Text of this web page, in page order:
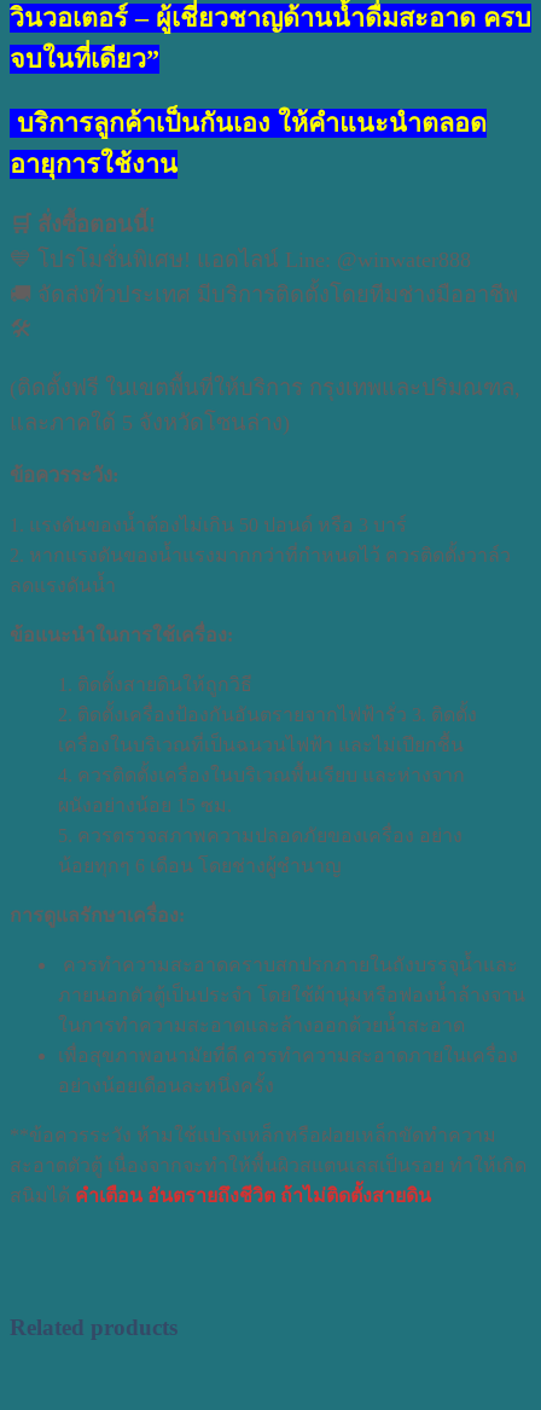
วินวอเตอร์ – ผู้เชี่ยวชาญด้านน้ำดื่มสะอาด ครบ
จบในที่เดียว”
บริการลูกค้าเป็นกันเอง ให้คำแนะนำตลอด
อายุการใช้งาน
🛒 สั่งซื้อตอนนี้!
💙 โปรโมชั่นพิเศษ! แอดไลน์ Line: @winwater888
🚚 จัดส่งทั่วประเทศ มีบริการติดตั้งโดยทีมช่างมืออาชีพ
🛠️
(ติดตั้งฟรี ในเขตพื้นที่ให้บริการ กรุงเทพและปริมณฑล,
และภาคใต้ 5 จังหวัดโซนล่าง)
ข้อควรระวัง:
1. แรงดันของน้ำต้องไม่เกิน 50 ปอนด์ หรือ 3 บาร์
2. หากแรงดันของน้ำแรงมากกว่าที่กำหนดไว้ ควรติดตั้งวาล์ว
ลดแรงดันน้ำ
ข้อแนะนำในการใช้เครื่อง:
1. ติดตั้งสายดินให้ถูกวิธี
2. ติดตั้งเครื่องป้องกันอันตรายจากไฟฟ้ารั่ว 3. ติดตั้ง
เครื่องในบริเวณที่เป็นฉนวนไฟฟ้า และไม่เปียกชื้น
4. ควรติดตั้งเครื่องในบริเวณพื้นเรียบ และห่างจาก
ผนังอย่างน้อย 15 ซม.
5. ควรตรวจสภาพความปลอดภัยของเครื่อง อย่าง
น้อยทุกๆ 6 เดือน โดยช่างผู้ชำนาญ
การดูแลรักษาเครื่อง:
ควรทำความสะอาดคราบสกปรกภายในถังบรรจุน้ำและ
ภายนอกตัวตู้เป็นประจำ โดยใช้ผ้านุ่มหรือฟองน้ำล้างจาน
ในการทำความสะอาดและล้างออกด้วยน้ำสะอาด
เพื่อสุขภาพอนามัยที่ดี ควรทำความสะอาดภายในเครื่อง
อย่างน้อยเดือนละหนึ่งครั้ง
**ข้อควรระวัง ห้ามใช้แปรงเหล็กหรือฝอยเหล็กขัดทำความ
สะอาดตัวตู้ เนื่องจากจะทำให้พื้นผิวสแตนเลสเป็นรอย ทำให้เกิด
สนิมได้ คำเตือน อันตรายถึงชีวิต ถ้าไม่ติดตั้งสายดิน
Related products